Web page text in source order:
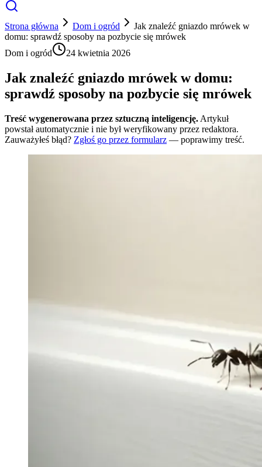
Strona główna Dom i ogród
Jak znaleźć gniazdo mrówek w
domu: sprawdź sposoby na pozbycie się mrówek
Dom i ogród
24 kwietnia 2026
Jak znaleźć gniazdo mrówek w domu:
sprawdź sposoby na pozbycie się mrówek
Treść wygenerowana przez sztuczną inteligencję. Artykuł
powstał automatycznie i nie był weryfikowany przez redaktora.
Zauważyłeś błąd? Zgłoś go przez formularz — poprawimy treść.